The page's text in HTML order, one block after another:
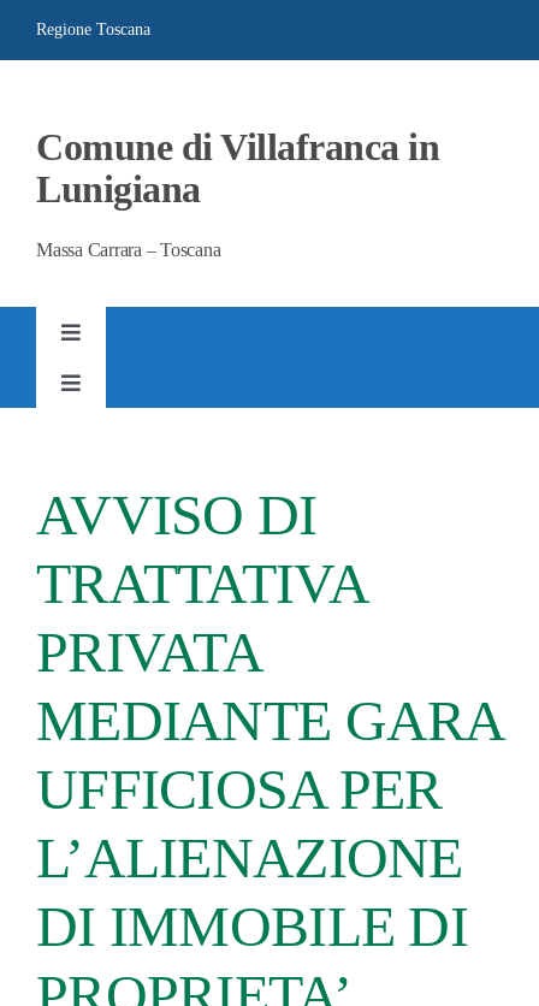
Regione Toscana
Comune di Villafranca in
Lunigiana
Massa Carrara – Toscana
Toggle
AMMINISTRAZIONE TRASPARENTE
Toggle
AVVISO DI
TRATTATIVA
PRIVATA
MEDIANTE GARA
UFFICIOSA PER
L’ALIENAZIONE
DI IMMOBILE DI